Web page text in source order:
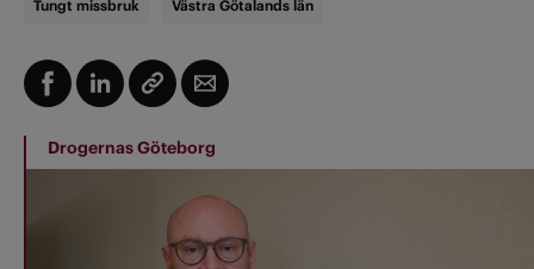
Tungt missbruk Västra Götalands län
Drogernas Göteborg